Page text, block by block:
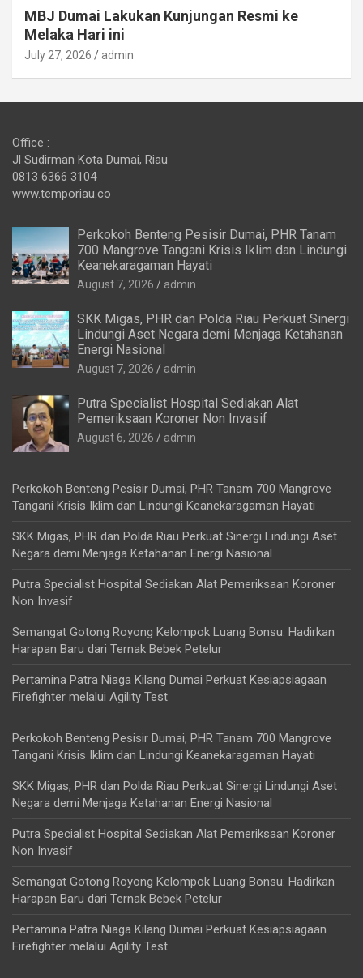
MBJ Dumai Lakukan Kunjungan Resmi ke
Melaka Hari ini
July 27, 2026 admin
Office :
Jl Sudirman Kota Dumai, Riau
0813 6366 3104
www.temporiau.co
Perkokoh Benteng Pesisir Dumai, PHR Tanam
700 Mangrove Tangani Krisis Iklim dan Lindungi
Keanekaragaman Hayati
August 7, 2026 admin
SKK Migas, PHR dan Polda Riau Perkuat Sinergi
Lindungi Aset Negara demi Menjaga Ketahanan
Energi Nasional
August 7, 2026 admin
Putra Specialist Hospital Sediakan Alat
Pemeriksaan Koroner Non Invasif
August 6, 2026 admin
Perkokoh Benteng Pesisir Dumai, PHR Tanam 700 Mangrove
Tangani Krisis Iklim dan Lindungi Keanekaragaman Hayati
SKK Migas, PHR dan Polda Riau Perkuat Sinergi Lindungi Aset
Negara demi Menjaga Ketahanan Energi Nasional
Putra Specialist Hospital Sediakan Alat Pemeriksaan Koroner
Non Invasif
Semangat Gotong Royong Kelompok Luang Bonsu: Hadirkan
Harapan Baru dari Ternak Bebek Petelur
Pertamina Patra Niaga Kilang Dumai Perkuat Kesiapsiagaan
Firefighter melalui Agility Test
Perkokoh Benteng Pesisir Dumai, PHR Tanam 700 Mangrove
Tangani Krisis Iklim dan Lindungi Keanekaragaman Hayati
SKK Migas, PHR dan Polda Riau Perkuat Sinergi Lindungi Aset
Negara demi Menjaga Ketahanan Energi Nasional
Putra Specialist Hospital Sediakan Alat Pemeriksaan Koroner
Non Invasif
Semangat Gotong Royong Kelompok Luang Bonsu: Hadirkan
Harapan Baru dari Ternak Bebek Petelur
Pertamina Patra Niaga Kilang Dumai Perkuat Kesiapsiagaan
Firefighter melalui Agility Test